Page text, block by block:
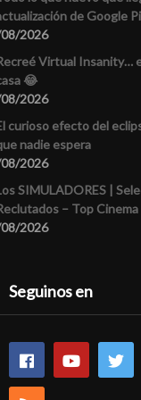
de Google
2026
Virtual Insanity…
😂
2026
curioso efecto del
nadie espera
2026
SIMULADORES |
– Top Cinema
2026
Seguinos en